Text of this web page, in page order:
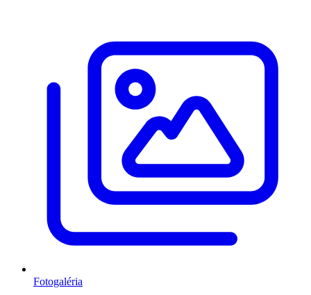
Fotogaléria